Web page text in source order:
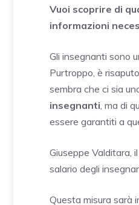
Vuoi scoprire di
informazioni
Gli insegnanti sono
Purtroppo, è
sembra che ci sia
insegnanti , ma di
essere garantiti a
Giuseppe Valditara,
salario degli
Questa misura sarà